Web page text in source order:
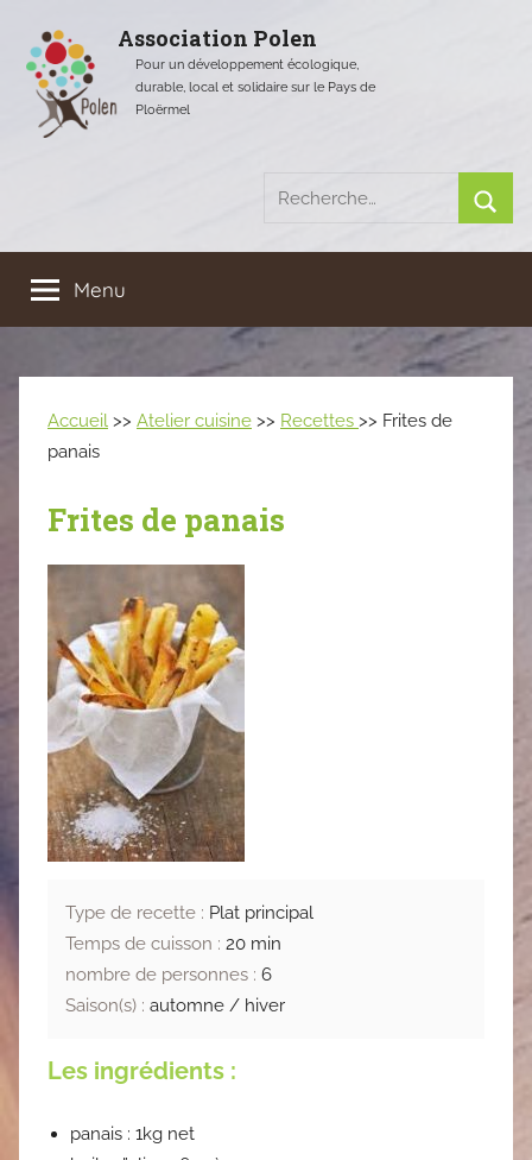
contenu
Association Polen
Pour un développement écologique,
durable, local et solidaire sur le Pays de
Ploërmel
Recherche
:
Menu
Accueil >> Atelier cuisine >> Recettes >> Frites de
panais
Frites de panais
Type de recette : Plat principal
Temps de cuisson : 20 min
nombre de personnes : 6
Saison(s) : automne / hiver
Les ingrédients :
panais : 1kg net